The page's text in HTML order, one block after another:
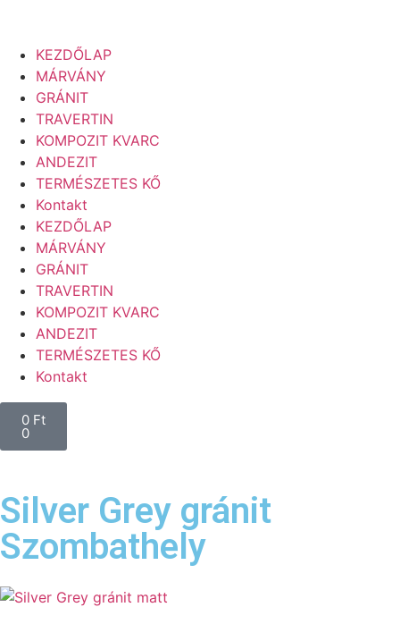
KEZDŐLAP
MÁRVÁNY
GRÁNIT
TRAVERTIN
KOMPOZIT KVARC
ANDEZIT
TERMÉSZETES KŐ
Kontakt
KEZDŐLAP
MÁRVÁNY
GRÁNIT
TRAVERTIN
KOMPOZIT KVARC
ANDEZIT
TERMÉSZETES KŐ
Kontakt
0 Ft
0
Silver Grey gránit
Szombathely